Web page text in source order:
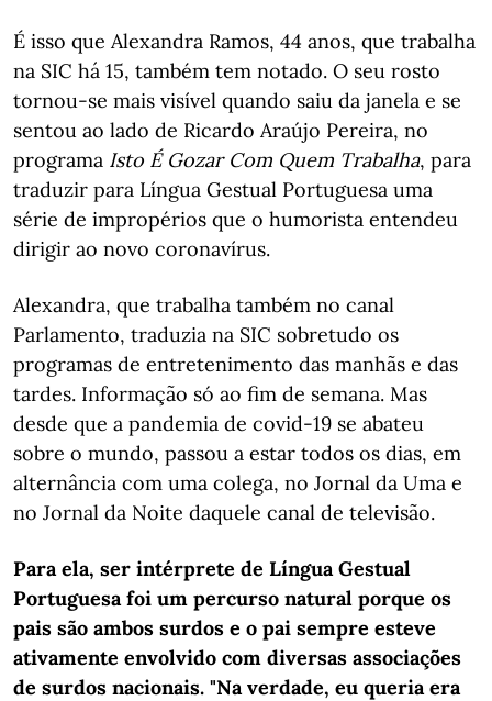
É isso que Alexandra Ramos, 44 anos, que trabalha
na SIC há 15, também tem notado. O seu rosto
tornou-se mais visível quando saiu da janela e se
sentou ao lado de Ricardo Araújo Pereira, no
programa Isto É Gozar Com Quem Trabalha, para
traduzir para Língua Gestual Portuguesa uma
série de impropérios que o humorista entendeu
dirigir ao novo coronavírus.
Alexandra, que trabalha também no canal
Parlamento, traduzia na SIC sobretudo os
programas de entretenimento das manhãs e das
tardes. Informação só ao fim de semana. Mas
desde que a pandemia de covid-19 se abateu
sobre o mundo, passou a estar todos os dias, em
alternância com uma colega, no Jornal da Uma e
no Jornal da Noite daquele canal de televisão.
Para ela, ser intérprete de Língua Gestual
Portuguesa foi um percurso natural porque os
pais são ambos surdos e o pai sempre esteve
ativamente envolvido com diversas associações
de surdos nacionais. "Na verdade, eu queria era